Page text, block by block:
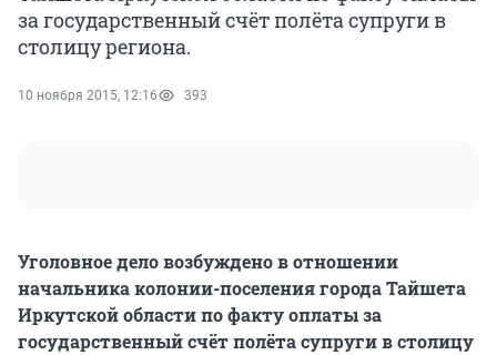
за государственный счёт полёта супруги в
столицу региона.
10 ноября 2015, 12:16 393
Уголовное дело возбуждено в отношении
начальника колонии-поселения города Тайшета
Иркутской области по факту оплаты за
государственный счёт полёта супруги в столицу